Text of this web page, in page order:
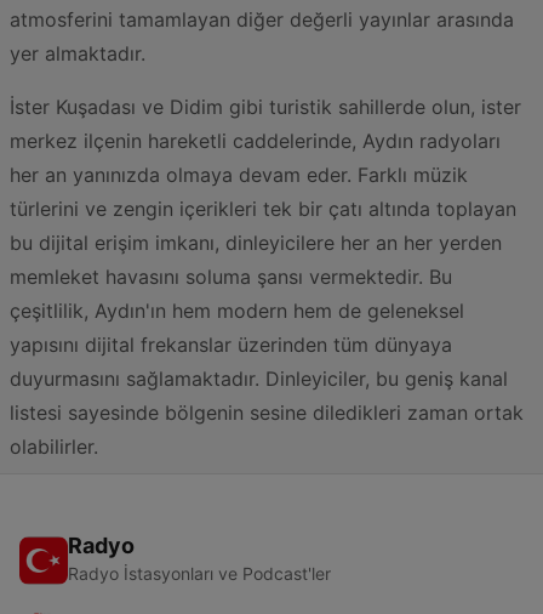
atmosferini tamamlayan diğer değerli yayınlar arasında
yer almaktadır.
İster Kuşadası ve Didim gibi turistik sahillerde olun, ister
merkez ilçenin hareketli caddelerinde, Aydın radyoları
her an yanınızda olmaya devam eder. Farklı müzik
türlerini ve zengin içerikleri tek bir çatı altında toplayan
bu dijital erişim imkanı, dinleyicilere her an her yerden
memleket havasını soluma şansı vermektedir. Bu
çeşitlilik, Aydın'ın hem modern hem de geleneksel
yapısını dijital frekanslar üzerinden tüm dünyaya
duyurmasını sağlamaktadır. Dinleyiciler, bu geniş kanal
listesi sayesinde bölgenin sesine diledikleri zaman ortak
olabilirler.
Radyo
Radyo İstasyonları ve Podcast'ler